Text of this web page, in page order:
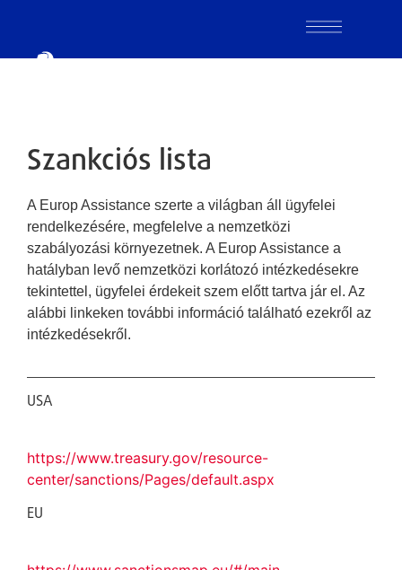
Szankciós lista
A Europ Assistance szerte a világban áll ügyfelei
rendelkezésére, megfelelve a nemzetközi
szabályozási környezetnek. A Europ Assistance a
hatályban levő nemzetközi korlátozó intézkedésekre
tekintettel, ügyfelei érdekeit szem előtt tartva jár el. Az
alábbi linkeken további információ található ezekről az
intézkedésekről.
USA
https://www.treasury.gov/resource-
center/sanctions/Pages/default.aspx
EU